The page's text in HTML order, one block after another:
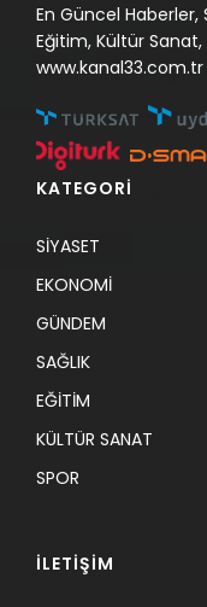
En Güncel Haberler,
Eğitim, Kültür
www.kanal33.com.tr
KATEGORİ
SİYASET
EKONOMİ
GÜNDEM
SAĞLIK
EĞİTİM
KÜLTÜR SANAT
SPOR
İLETİŞİM